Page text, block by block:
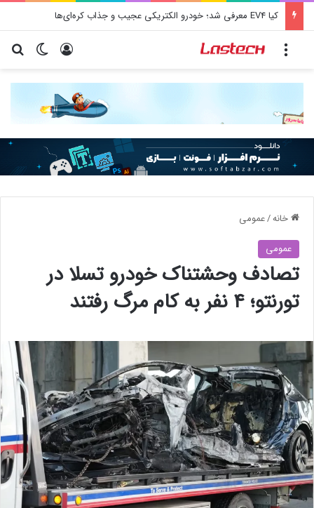
تغییر ورود
خانه/عمومی
عمومی
تصادف وحشتناک خودرو تسلا در
تورنتو؛ ۴ نفر به کام مرگ رفتند